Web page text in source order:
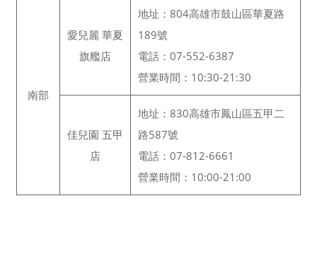
南部
愛兒麗 華夏
旗艦店
地址：804高雄市鼓山區華夏路
189號
電話：07-552-6387
營業時間：10:30-21:30
佳兒園 五甲
店
地址：830高雄市鳳山區五甲二
路587號
電話：07-812-6661
營業時間：10:00-21:00